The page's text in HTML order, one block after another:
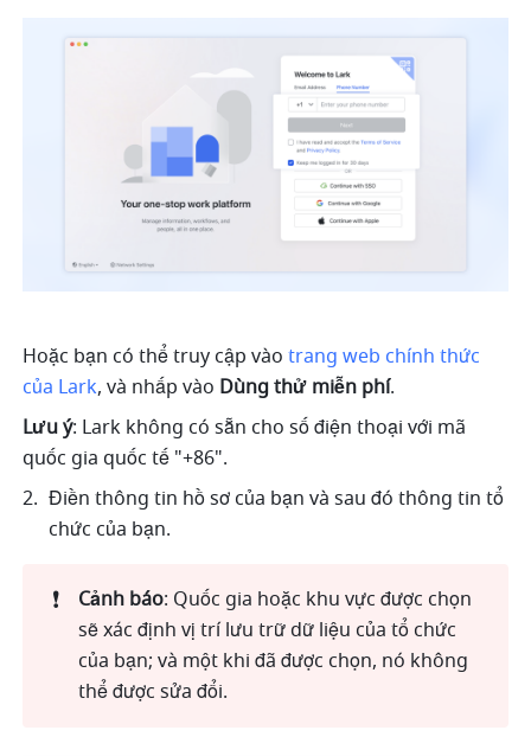
Hoặc bạn có thể truy cập vào trang web chính thức
của Lark, và nhấp vào Dùng thử miễn phí.
Lưu ý: Lark không có sẵn cho số điện thoại với mã
quốc gia quốc tế "+86".
Điền thông tin hồ sơ của bạn và sau đó thông tin tổ
chức của bạn.
❗ Cảnh báo: Quốc gia hoặc khu vực được chọn
sẽ xác định vị trí lưu trữ dữ liệu của tổ chức
của bạn; và một khi đã được chọn, nó không
thể được sửa đổi.